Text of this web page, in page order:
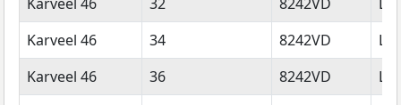
Karveel 46
34 8242VD
Karveel 46
36 8242VD